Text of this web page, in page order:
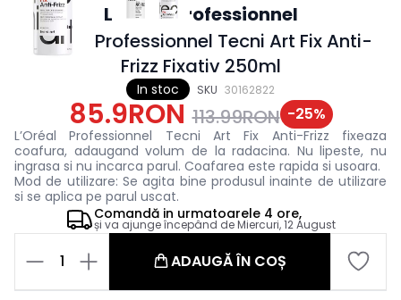
In stoc SKU 30162822
L’Oréal Professionnel
L’Oréal Professionnel Tecni Art Fix Anti-
Frizz Fixativ 250ml
85.9RON 113.99RON -25%
L’Oréal Professionnel Tecni Art Fix Anti-Frizz fixeaza
coafura, adaugand volum de la radacina. Nu lipeste, nu
ingrasa si nu incarca parul. Coafarea este rapida si usoara.
Mod de utilizare: Se agita bine produsul inainte de utilizare
si se aplica pe parul uscat.
Comandă in urmatoarele 4 ore,
și va ajunge începând deMiercuri, 12 August
1 ADAUGĂ ÎN COȘ